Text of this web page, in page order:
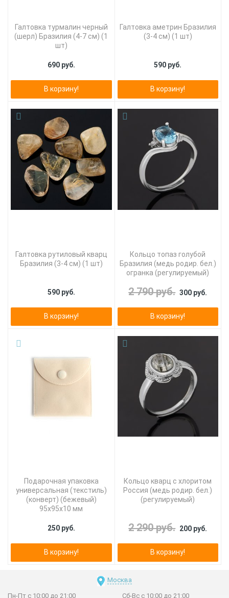
Галтовка турмалин черный
(шерл) Бразилия (4-7 см) (1
шт)
690 руб.
В корзину!
Галтовка аметрин Бразилия
(3-4 см) (1 шт)
590 руб.
В корзину!
Галтовка рутиловый кварц
Бразилия (3-4 см) (1 шт)
590 руб.
В корзину!
Кольцо топаз голубой
Бразилия (медь родир. бел.)
огранка (регулируемый)
2 790 руб. 300 руб.
В корзину!
Подарочная упаковка
универсальная (текстиль)
(конверт) (бежевый)
95х95х10 мм
250 руб.
В корзину!
Кольцо кварц с хлоритом
Россия (медь родир. бел.)
(регулируемый)
2 290 руб. 200 руб.
В корзину!
Москва
Пн-Пт с 10:00 до 21:00 Сб-Вс с 10:00 до 21:00